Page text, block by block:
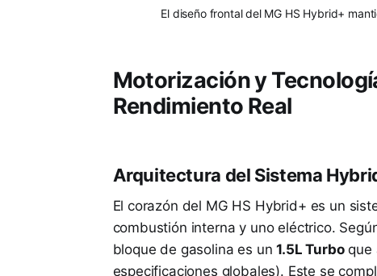
El diseño frontal del MG HS Hybrid+
Motorización y
Rendimiento Real
Arquitectura del Sistema
El corazón del MG HS Hybrid+ es un
combustión interna y uno eléctrico.
bloque de gasolina es un1.5L Turboque
especificaciones globales). Este se